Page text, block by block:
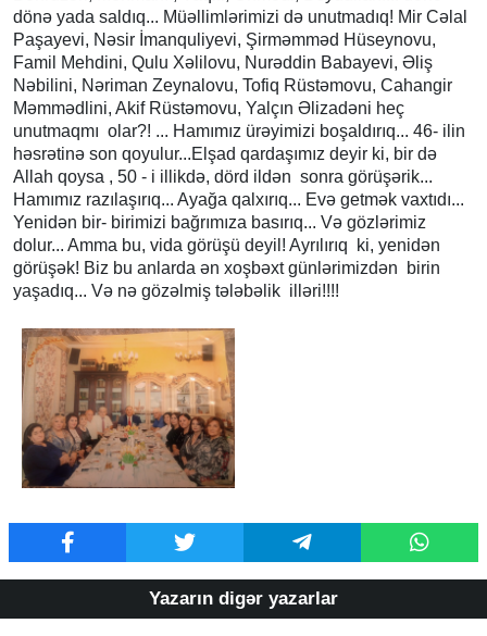
dönə yada saldıq... Müəllimlərimizi də unutmadıq! Mir Cəlal
Paşayevi, Nəsir İmanquliyevi, Şirməmməd Hüseynovu,
Famil Mehdini, Qulu Xəlilovu, Nurəddin Babayevi, Əliş
Nəbilini, Nəriman Zeynalovu, Tofiq Rüstəmovu, Cahangir
Məmmədlini, Akif Rüstəmovu, Yalçın Əlizadəni heç
unutmaqmı olar?! ... Hamımız ürəyimizi boşaldırıq... 46- ilin
həsrətinə son qoyulur...Elşad qardaşımız deyir ki, bir də
Allah qoysa , 50 - i illikdə, dörd ildən sonra görüşərik...
Hamımız razılaşırıq... Ayağa qalxırıq... Evə getmək vaxtıdı...
Yenidən bir- birimizi bağrımıza basırıq... Və gözlərimiz
dolur... Amma bu, vida görüşü deyil! Ayrılırıq ki, yenidən
görüşək! Biz bu anlarda ən xoşbəxt günlərimizdən birin
yaşadıq... Və nə gözəlmiş tələbəlik illəri!!!!
Yazarın digər yazarlar